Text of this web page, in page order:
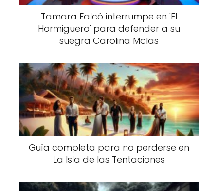
Tamara Falcó interrumpe en 'El
Hormiguero' para defender a su
suegra Carolina Molas
Guía completa para no perderse en
La Isla de las Tentaciones